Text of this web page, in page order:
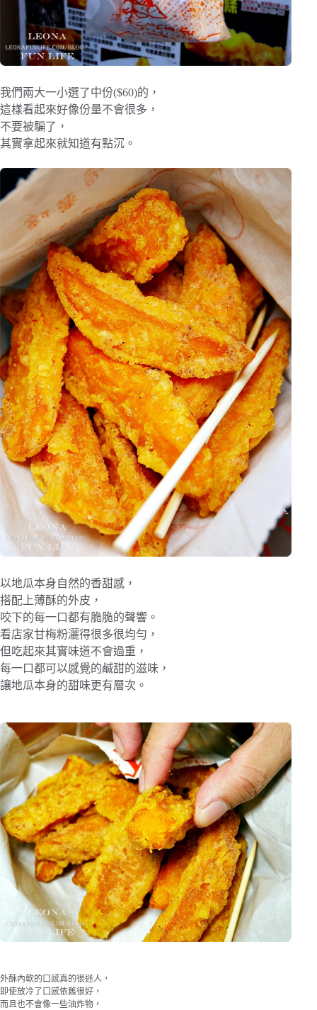
我們兩大一小選了中份($60)的，
這樣看起來好像份量不會很多，
不要被騙了，
其實拿起來就知道有點沉。
以地瓜本身自然的香甜感，
搭配上薄酥的外皮，
咬下的每一口都有脆脆的聲響。
看店家甘梅粉灑得很多很均勻，
但吃起來其實味道不會過重，
每一口都可以感覺的鹹甜的滋味，
讓地瓜本身的甜味更有層次。
外酥內軟的口感真的很迷人，
即使放冷了口感依舊很好，
而且也不會像一些油炸物，